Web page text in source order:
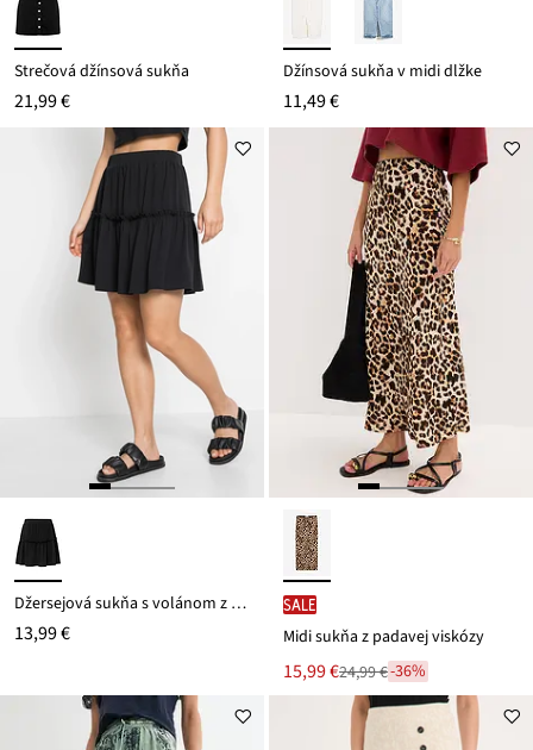
Strečová džínsová sukňa
21,99 €
Džínsová sukňa v midi dĺžke
11,49 €
Džersejová sukňa s volánom z viskózového mixu
13,99 €
SALE
Midi sukňa z padavej viskózy
Nová
cena
15,99 €
Zľava 24,99 €-36%